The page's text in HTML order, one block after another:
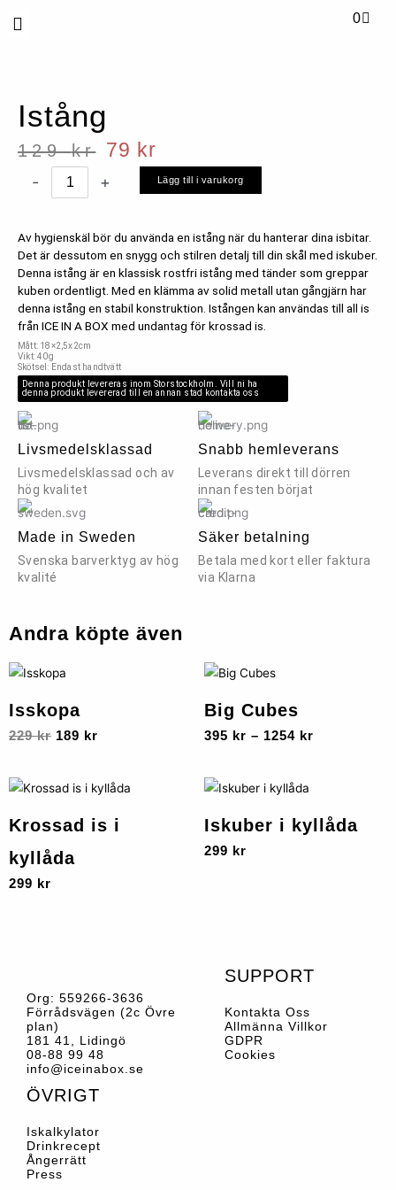
0
Istång
129kr
Det
priset
var:
129 kr.
79 kr
Det
priset
är:
79 kr.
- + Lägg till i varukorg
Av hygienskäl bör du använda en istång när du hanterar dina isbitar.
Det är dessutom en snygg och stilren detalj till din skål med iskuber.
Denna istång är en klassisk rostfri istång med tänder som greppar
kuben ordentligt. Med en klämma av solid metall utan gångjärn har
denna istång en stabil konstruktion. Istången kan användas till all is
från ICE IN A BOX med undantag för krossad is.
Mått: 18×2,5x2cm
Vikt: 40g
Skötsel: Endast handtvätt
Denna produkt levereras inom Storstockholm. Vill ni ha
denna produkt levererad till en annan stad kontakta oss
Livsmedelsklassad
Livsmedelsklassad och av
hög kvalitet
Snabb hemleverans
Leverans direkt till dörren
innan festen börjat
Made in Sweden
Svenska barverktyg av hög
kvalité
Säker betalning
Betala med kort eller faktura
via Klarna
Andra köpte även
Isskopa
229kr
Det
priset
var:
229 kr.
189 kr
Big Cubes
395 kr – 1254 kr
Den
produkten
har
varianter.
olika
alternativen
Krossad is i
kyllåda
299 kr
Den
produkten
har
flera
väljas
produktsidan
Iskuber i kyllåda
299 kr
Den
produkten
har
väljas
produktsidan
Org: 559266-3636
Förrådsvägen (2c Övre
plan)
181 41, Lidingö
08-88 99 48
info@iceinabox.se
SUPPORT
Kontakta Oss
Allmänna Villkor
GDPR
Cookies
ÖVRIGT
Iskalkylator
Drinkrecept
Ångerrätt
Press